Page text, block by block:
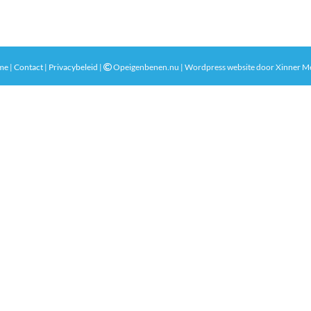
| Contact | Privacybeleid | Opeigenbenen.nu | Wordpress website doorXinner